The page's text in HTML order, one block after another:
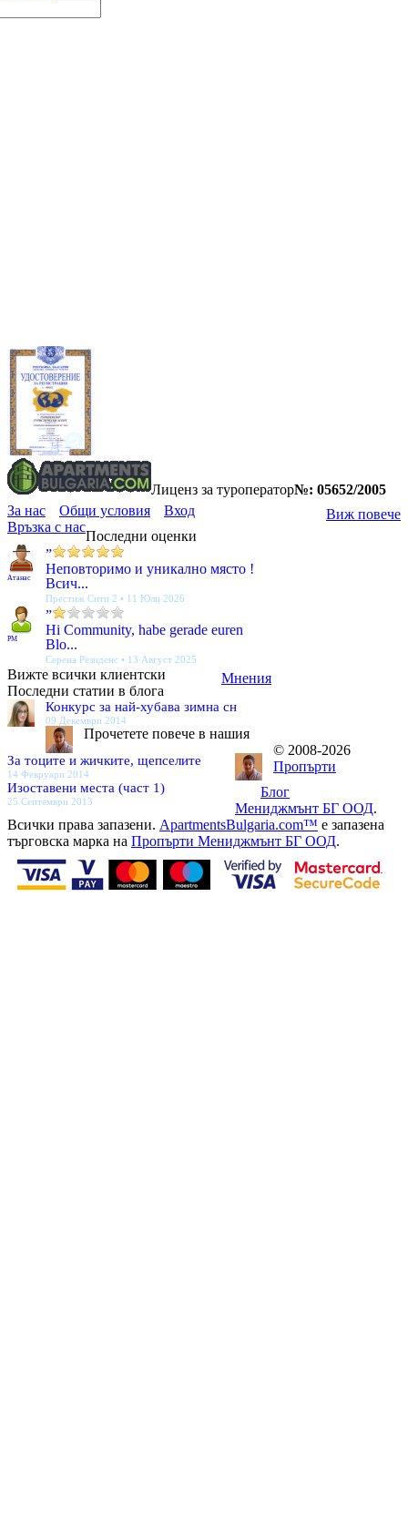
Лиценз за туроператор№: 05652/2005
Виж повече
За нас Общи условия
Вход
Връзка с нас
Последни оценки
Атанас
”
Неповторимо и уникално място !
Всич...
Престиж Сити 2 • 11 Юли 2026
PM
”
Hi Community, habe gerade euren
Blo...
Серена Резиденс • 13 Август 2025
Мнения
Вижте всички клиентски
Последни статии в блога
Конкурс за най-хубава зимна сн
09 Декември 2014
За тоците и жичките, щепселите
14 Февруари 2014
Изоставени места (част 1)
25 Септември 2013
Блог
Прочетете повече в нашия
© 2008-2026
Пропърти
Мениджмънт БГ ООД.
Всички права запазени. ApartmentsBulgaria.com™ е запазена
търговска марка на Пропърти Мениджмънт БГ ООД.